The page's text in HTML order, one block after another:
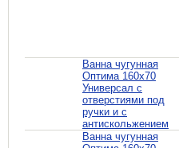
Ванна чугунная
Оптима 160х70
Универсал с
отверстиями под
ручки и с
антискольжением
Ванна чугунная